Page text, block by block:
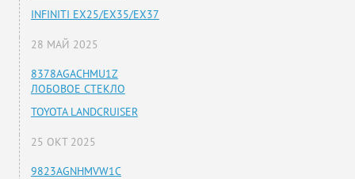
INFINITI EX25/EX35/EX37
28 МАЙ 2025
8378AGACHMU1Z
ЛОБОВОЕ СТЕКЛО
TOYOTA LANDCRUISER
25 ОКТ 2025
9823AGNHMVW1C